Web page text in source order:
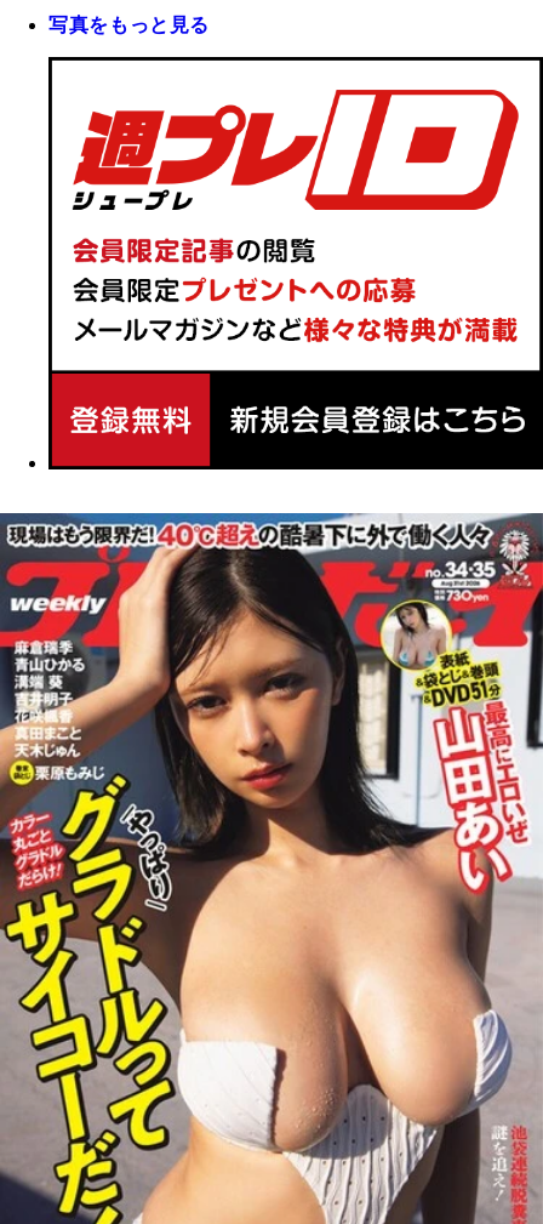
写真をもっと見る